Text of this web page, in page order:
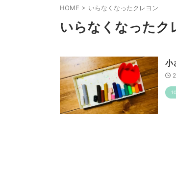
HOME > いらなくなったクレヨン
いらなくなったク
小